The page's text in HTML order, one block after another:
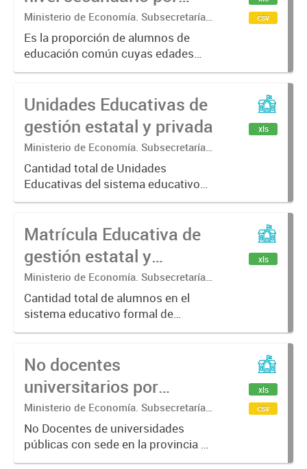
municipio.
Ministerio de Economía. Subsecretaría
de Coordinación Económica y
Estadística. Dirección Provincial de
Estadística.
Es la proporción de alumnos de
educación común cuyas edades
están por encima de la esperada
cursando
csv
Unidades Educativas de
gestión estatal y privada
Ministerio de Economía. Subsecretaría
de Coordinación Económica y
Estadística. Dirección Provincial de
Estadística.
Cantidad total de Unidades
Educativas del sistema educativo
formal de gestión estatal y privada,
Buenos Aires por año.
xls
Matrícula Educativa de
gestión estatal y
privada.
Ministerio de Economía. Subsecretaría
de Coordinación Económica y
Estadística. Dirección Provincial de
Estadística.
Cantidad total de alumnos en el
sistema educativo formal de
gestión estatal y privada, por
Aires.
xls
No docentes
universitarios por
categoría.
Ministerio de Economía. Subsecretaría
de Coordinación Económica y
Estadística. Dirección Provincial de
Estadística.
No Docentes de universidades
públicas con sede en la provincia de
Buenos Aires, por categoría y año.
xls
csv